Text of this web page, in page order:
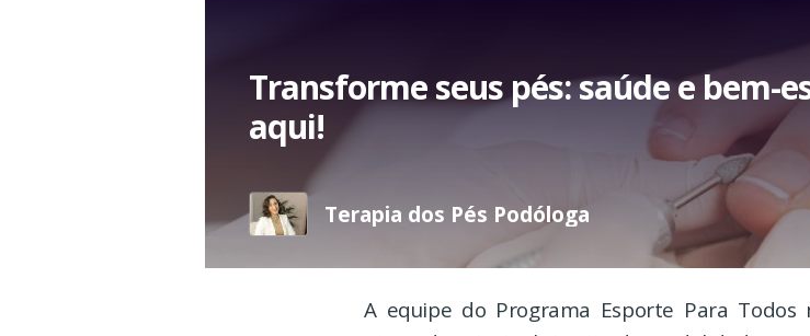
Transforme seus pés: saúde e bem-
aqui!
Terapia dos Pés Podóloga
A equipe do Programa Esporte Para